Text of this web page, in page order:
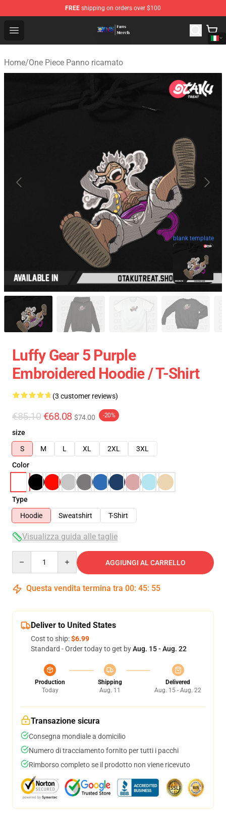
FREE shipping on orders over $100
Open menu
One Piece Store - Official One Piece Merchandise Shop
Home/One Piece Panno ricamato
blank template
Luffy Gear 5 Purple
Embroidered Hoodie / T-Shirt
(3 customer reviews)
€85.10 €68.08 $74.00 -20%
size
S
M L XL 2XL
3XL
Color
Type
Hoodie
Sweatshirt T-Shirt
Visualizza guida alle taglie
AGGIUNGI AL CARRELLO
Questa vendita termina tra 00: 45: 54
Deliver to United States
Cost to ship:$6.99
Standard - Order today to get byAug. 15 - Aug. 22
Production
Today
Shipping
Aug. 11
Delivered
Aug. 15 - Aug. 22
Transazione sicura
Consegna mondiale a domicilio
Numero di tracciamento fornito per tutti i pacchi
Rimborso completo se il prodotto non viene ricevuto